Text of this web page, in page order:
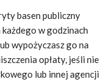
basen publiczny
w godzinach
wypożyczasz go na
opłaty, jeśli nie
lub innej agencji